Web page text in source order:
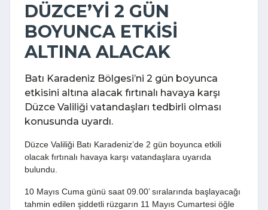
DÜZCE’Yİ 2 GÜN
BOYUNCA ETKİSİ
ALTINA ALACAK
Batı Karadeniz Bölgesi’ni 2 gün boyunca
etkisini altına alacak fırtınalı havaya karşı
Düzce Valiliği vatandaşları tedbirli olması
konusunda uyardı.
Düzce Valiliği Batı Karadeniz’de 2 gün boyunca etkili
olacak fırtınalı havaya karşı vatandaşlara uyarıda
bulundu.
10 Mayıs Cuma günü saat 09.00’ sıralarında başlayacağı
tahmin edilen şiddetli rüzgarın 11 Mayıs Cumartesi öğle